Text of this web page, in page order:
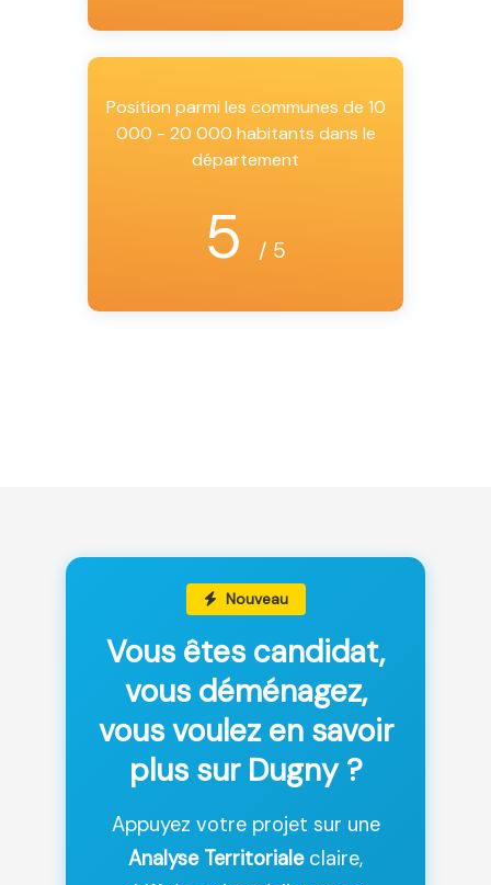
Position parmi les communes de 10
000 - 20 000 habitants dans le
département
5 / 5
Nouveau
Vous êtes candidat,
vous déménagez,
vous voulez en savoir
plus sur Dugny ?
Appuyez votre projet sur une
Analyse Territorialeclaire,